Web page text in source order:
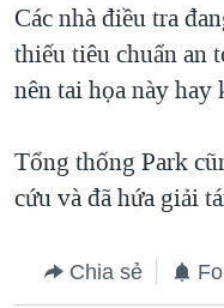
Các nhà điều tra
thiếu tiêu chuẩn an
nên tai họa này hay
Tổng thống Park
cứu và đã hứa giải
Chia sẻ